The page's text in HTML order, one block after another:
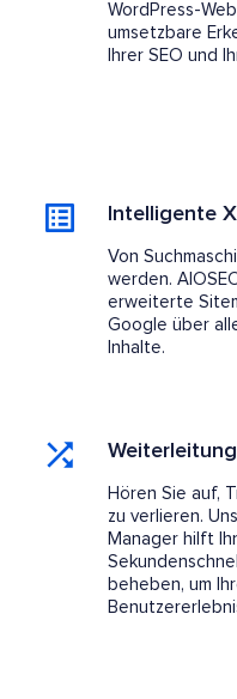
WordPress-
umsetzbare
Ihrer SEO und
Intelligente
Von
werden.
erweiterte
Google über
Inhalte.
Hören Sie auf,
zu verlieren.
Manager hilft
beheben, um